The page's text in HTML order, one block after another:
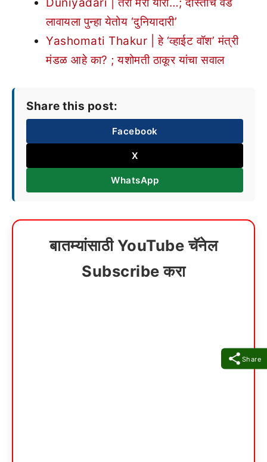
Share
लावायला पुन्हा येतोय ‘दुनियादारी’
Yashomati Thakur | हे ‘व्हाईट वॉश’ मंत्री
मंडळ आहे का? ; यशोमती ठाकूर यांचा सवाल
Share this post:
Facebook
X
WhatsApp
बातम्यांसाठी YouTube चॅनेल
Subscribe करा